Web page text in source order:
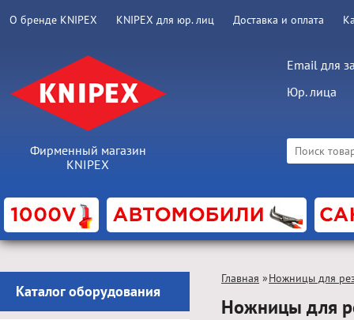
О бренде KNIPEX KNIPEX для юр. лиц Доставка и оплата
Фирменный магазин
KNIPEX
Email для
Юр. лица
Каталог оборудования
Главная »Ножницы для
Ножницы для